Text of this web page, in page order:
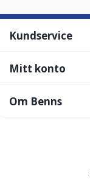
Kundservice
Mitt konto
Om Benns